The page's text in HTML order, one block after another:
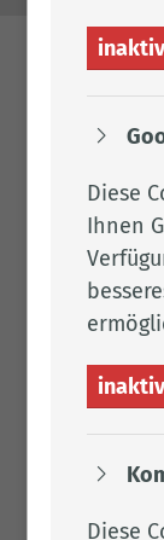
Diese
Ihnen
Diese